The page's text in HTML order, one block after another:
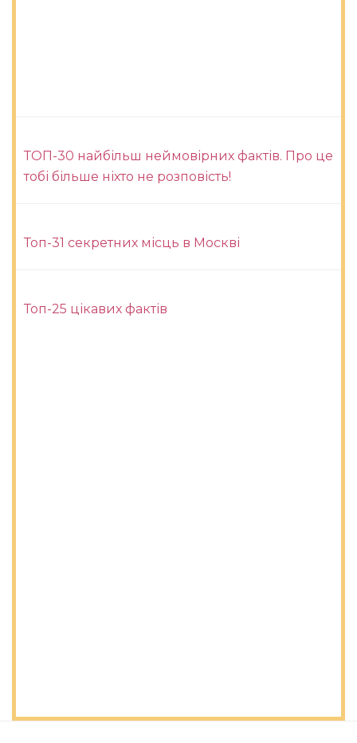
ТОП-30 найбільш неймовірних фактів. Про це
тобі більше ніхто не розповість!
Топ-31 секретних місць в Москві
Топ-25 цікавих фактів